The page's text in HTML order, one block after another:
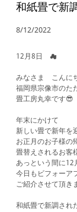
和紙畳で新
8/12/2022
12月8日 ☁
みなさま こんに
福岡県宗像市のた
畳工房丸幸です😎
年末にかけて
新しい畳で新年を
お正月のお子様の
畳替えされるお客
あっという間に12
今日もビフォーア
ご紹介させて頂き
和紙畳で新調され